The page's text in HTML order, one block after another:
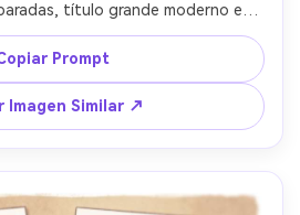
título grande moderno en
espacio negativo, paleta
color de acento, cuadrícula suiza,
textura sutil de papel, estética
jerarquía tipográfica lista para
profundidad de campo baja, luz
suave --ar 4:5
Prompt
Imagen Similar ↗